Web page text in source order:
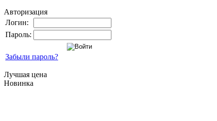
Авторизация
Логин:
Пароль:
Забыли пароль?
Лучшая цена
Новинка